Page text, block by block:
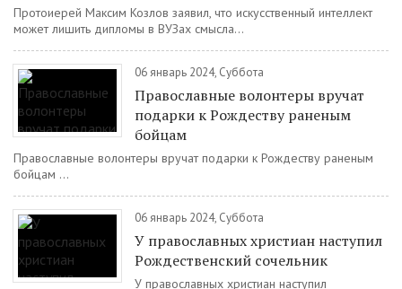
Протоиерей Максим Козлов заявил, что искусственный интеллект
может лишить дипломы в ВУЗах смысла...
06 январь 2024, Суббота
Православные волонтеры вручат
подарки к Рождеству раненым
бойцам
Православные волонтеры вручат подарки к Рождеству раненым
бойцам ...
06 январь 2024, Суббота
У православных христиан наступил
Рождественский сочельник
У православных христиан наступил